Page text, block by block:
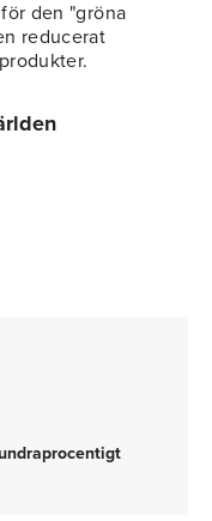
den "gröna
reducerat